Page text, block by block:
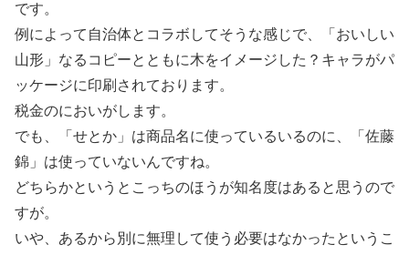
です。
例によって自治体とコラボしてそうな感じで、「おいしい
山形」なるコピーとともに木をイメージした？キャラがパ
ッケージに印刷されております。
税金のにおいがします。
でも、「せとか」は商品名に使っているいるのに、「佐藤
錦」は使っていないんですね。
どちらかというとこっちのほうが知名度はあると思うので
すが。
いや、あるから別に無理して使う必要はなかったというこ